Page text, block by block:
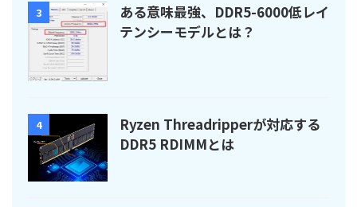
3
ある意味最強、DDR5-6000低レイ
テンシーモデルとは？
4
Ryzen Threadripperが対応する
DDR5 RDIMMとは